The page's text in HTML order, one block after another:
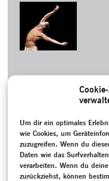
Um dir ein optimales
wie Cookies, um
zuzugreifen. Wenn du
Daten wie das
verarbeiten. Wenn du
zurückziehst, können
Akademie der Künste–
Aufzeichnung– Ballett
Staatsballett–Berlin–
Bundesrepublik
Ballett–Erinnerung–